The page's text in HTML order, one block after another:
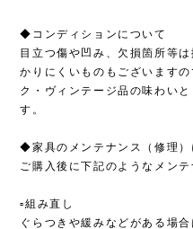
◆コンディションについて
目立つ傷や凹み、欠損箇所等
かりにくいものもございます
ク・ヴィンテージ品の味わい
す。
◆家具のメンテナンス（修理）
ご購入後に下記のようなメン
▫︎組み直し
ぐらつきや緩みなどがある場